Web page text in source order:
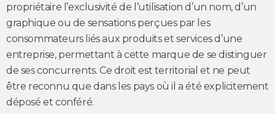
propriétaire l’exclusivité de l’utilisation d’un nom, d’un
graphique ou de sensations perçues par les
consommateurs liés aux produits et services d’une
entreprise, permettant à cette marque de se distinguer
de ses concurrents. Ce droit est territorial et ne peut
être reconnu que dans les pays où il a été explicitement
déposé et conféré.